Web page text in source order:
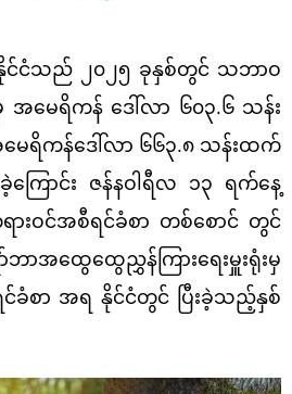
ငံသည် ၂၀၂၅ ခုနှစ်တွင် သဘာဝ
အမေရိကန် ဒေါ်လာ ၆၀၃.၆ သန်း
ေရိကန်ဒေါ်လာ ၆၆၃.၈ သန်းထက်
ကြောင်း ဇန်နဝါရီလ ၁၃ ရက်နေ့
းဝင်အစီရင်ခံစာ တစ်စောင် တွင်
ာအထွေထွေညွှန်ကြားရေးမှူးရုံးမှ
ခံစာ အရ နိုင်ငံတွင် ပြီးခဲ့သည့်နှစ်